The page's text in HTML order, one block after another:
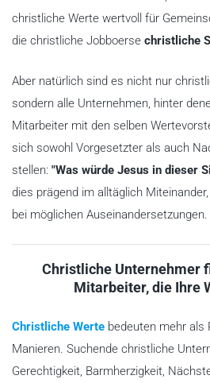
christliche Werte wertvoll für
die christliche Jobboerse christliche
Aber natürlich sind es nicht nur
sondern alle Unternehmen, hinter
Mitarbeiter mit den selben
sich sowohl Vorgesetzter als auch
stellen: "Was würde Jesus in dieser
dies prägend im alltäglich
bei möglichen Auseinandersetzungen.
Christliche Unternehmer
Mitarbeiter, die Ihre
Christliche Werte bedeuten mehr als
Manieren. Suchende christliche
Gerechtigkeit, Barmherzigkeit,